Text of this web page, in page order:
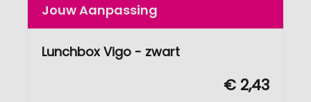
Jouw Aanpassing
Lunchbox Vigo - zwart
€ 2,43